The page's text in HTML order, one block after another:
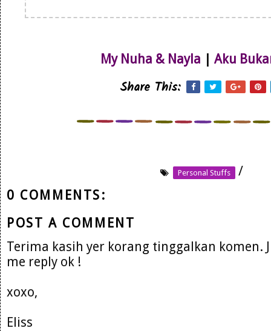
My Nuha & Nayla | Aku
Share This:
Personal Stuffs
/
0 COMMENTS:
POST A COMMENT
Terima kasih yer korang tinggalkan komen.
me reply ok !
xoxo,
Eliss